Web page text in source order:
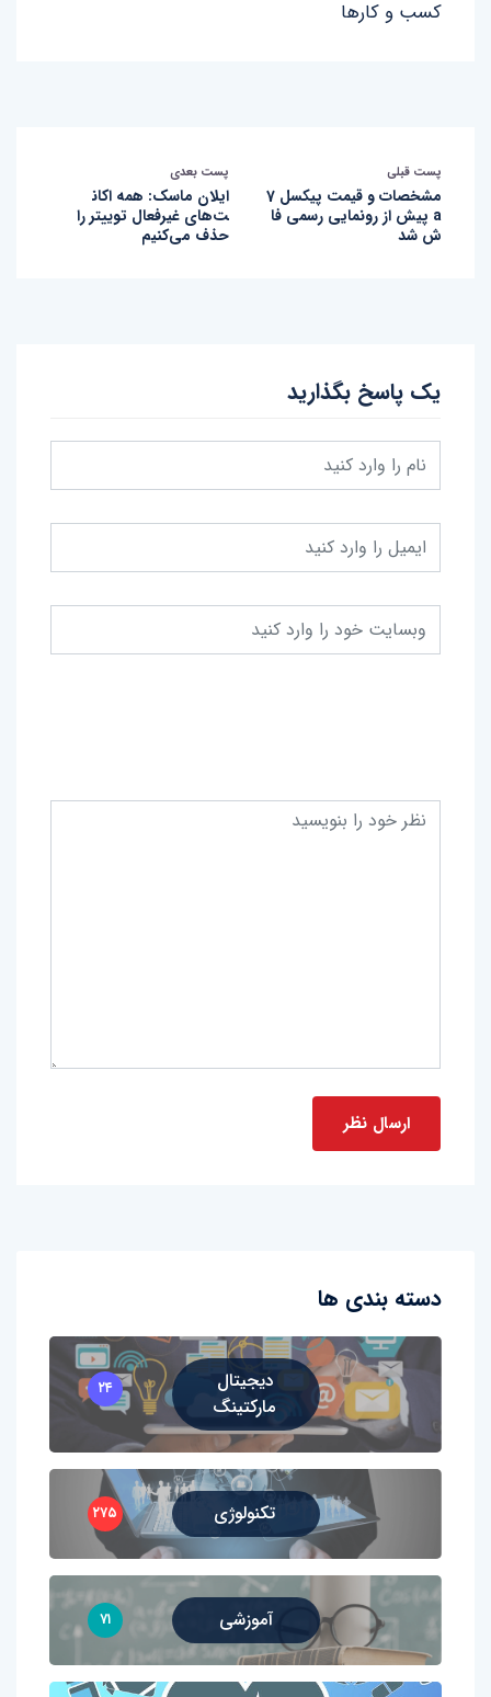
کسب و کارها
پست قبلی
مشخصات و قیمت پیکسل 7
a پیش از رونمایی رسمی فا
ش شد
پست بعدی
ایلان ماسک: همه اکان
ت‌های غیرفعال توییتر را
حذف می‌کنیم
یک پاسخ بگذارید
دسته بندی ها
دیجیتال
مارکتینگ
۲۴
تکنولوژی ۲۷۵
آموزشی ۷۱